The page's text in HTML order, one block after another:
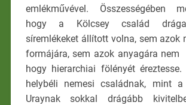
emlékművével. Összességében
hogy a Kölcsey család
síremlékeket állított volna, sem azok
formájára, sem azok anyagára nem
hogy hierarchiai fölényét
helybéli nemesi családnak, mint a
Uraynak sokkal drágább